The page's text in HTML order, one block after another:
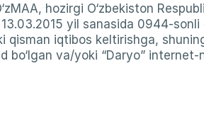
hozirgi O‘zbekiston
yil sanasida 0944-
qisman iqtibos keltirishga,
va/yoki “Daryo”